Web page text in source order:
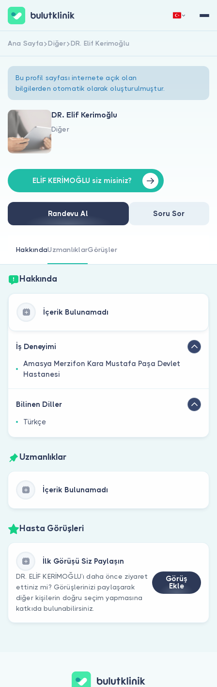
Hakkımızda
Doktorlar için
Doktor musunuz?
Hemen Kaydol
Ana Sayfa Diğer DR. Elif Kerimoğlu
Bu profil sayfası internete açık olan
bilgilerden otomatik olarak oluşturulmuştur.
DR. Elif Kerimoğlu
Diğer
ELİF KERİMOĞLU siz misiniz?
Randevu Al Soru Sor
HakkındaUzmanlıklarGörüşler
Hakkında
İçerik Bulunamadı
İş Deneyimi
Amasya Merzifon Kara Mustafa Paşa Devlet
Hastanesi
Bilinen Diller
Türkçe
Uzmanlıklar
İçerik Bulunamadı
Hasta Görüşleri
İlk Görüşü Siz Paylaşın
DR. ELİF KERİMOĞLU’ı daha önce ziyaret
ettiniz mi? Görüşlerinizi paylaşarak
diğer kişilerin doğru seçim yapmasına
katkıda bulunabilirsiniz.
Görüş
Ekle